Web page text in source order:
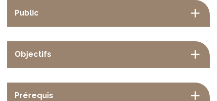
Public
Objectifs
Prérequis